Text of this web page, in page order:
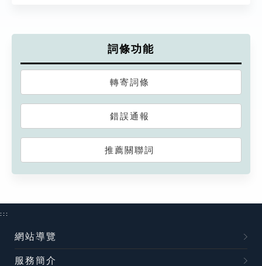
詞條功能
轉寄詞條
錯誤通報
推薦關聯詞
:::
網站導覽
服務簡介